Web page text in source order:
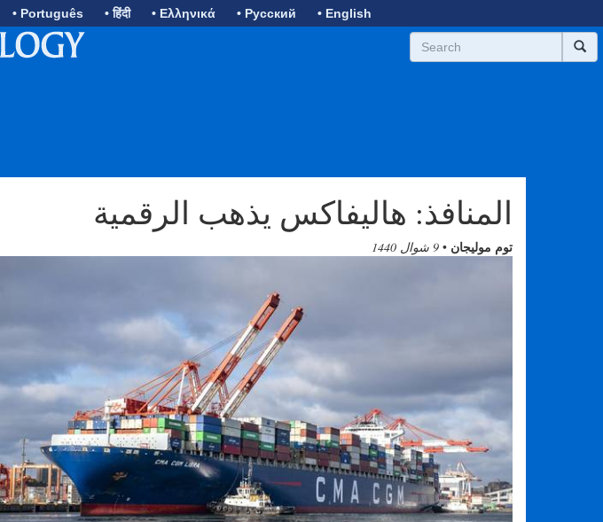
• Português • हिंदी • Ελληνικά • Русский • English
المنافذ: هاليفاكس يذهب الرقمية
توم موليجان • 9 شوال 1440